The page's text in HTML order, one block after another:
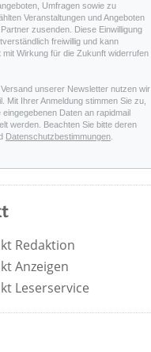
Umfragen sowie zu
Veranstaltungen und Angeboten
zusenden. Diese Einwilligung
freiwillig und kann
mit Wirkung für die Zukunft widerrufen
Versand unserer Newsletter nutzen wir
Mit Ihrer Anmeldung stimmen Sie zu,
eingegebenen Daten an rapidmail
werden. Beachten Sie bitte deren
Datenschutzbestimmungen
Redaktion
Anzeigen
Leserservice